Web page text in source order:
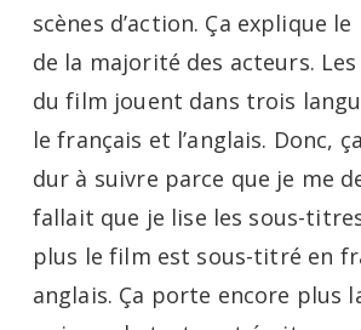
scènes d’action. Ça explique
de la majorité des acteurs.
du film jouent dans trois
le français et l’anglais. Donc,
dur à suivre parce que je me
fallait que je lise les sous-
plus le film est sous-titré en
anglais. Ça porte encore plus